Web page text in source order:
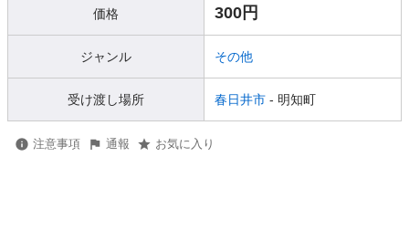
価格 300円
ジャンル その他
受け渡し場所 春日井市 - 明知町
注意事項 通報 お気に入り